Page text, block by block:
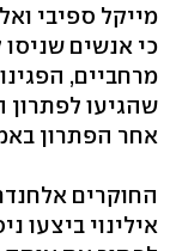
מייקל ספיבי
כי אנשים
מרחביים,
שהגיעו לפתרון
אחר הפתרון
החוקרים
אילינוי ביצעו